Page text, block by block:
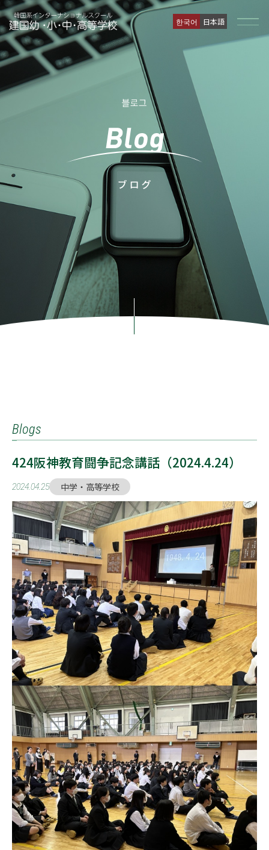
한국어 日本語
Blogs
424阪神教育闘争記念講話（2024.4.24）
2024.04.25 中学・高等学校